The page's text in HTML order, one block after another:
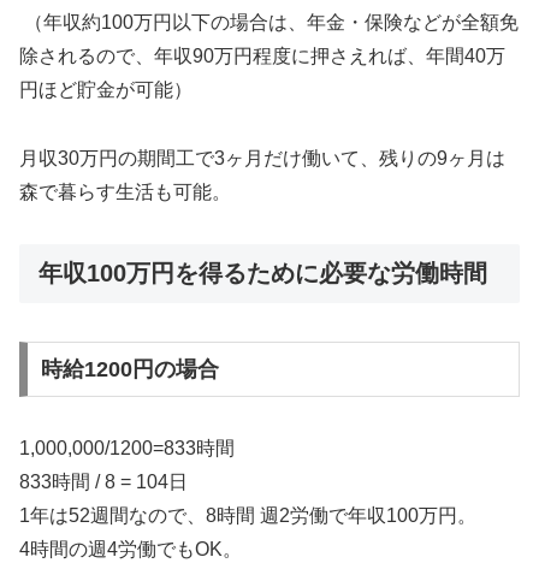
（年収約100万円以下の場合は、年金・保険などが全額免
除されるので、年収90万円程度に押さえれば、年間40万
円ほど貯金が可能）
月収30万円の期間工で3ヶ月だけ働いて、残りの9ヶ月は
森で暮らす生活も可能。
年収100万円を得るために必要な労働時間
時給1200円の場合
1,000,000/1200=833時間
833時間 / 8 = 104日
1年は52週間なので、8時間 週2労働で年収100万円。
4時間の週4労働でもOK。